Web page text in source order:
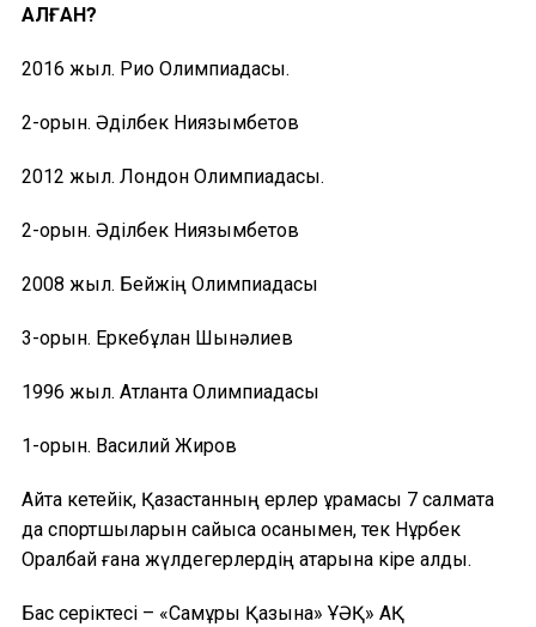
АЛҒАН?
2016 жыл. Рио Олимпиадасы.
2-орын. Әділбек Ниязымбетов
2012 жыл. Лондон Олимпиадасы.
2-орын. Әділбек Ниязымбетов
2008 жыл. Бейжің Олимпиадасы
3-орын. Еркебұлан Шынәлиев
1996 жыл. Атланта Олимпиадасы
1-орын. Василий Жиров
Айта кетейік, Қазақстанның ерлер құрамасы 7 салмақта
да спортшыларын сайысқа қосқанымен, тек Нұрбек
Оралбай ғана жүлдегерлердің қатарына кіре алды.
Бас серіктесі – «Самұрық Қазына» ҰӘҚ» АҚ